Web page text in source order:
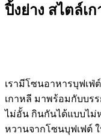
ปิ้งย่าง สไตล์เ
เรามีโซนอาหารบุฟเฟ่
เกาหลี มาพร้อมกับบร
ไม่อั้น กินกันได้แบบไม่
หวานจากโซนบุฟเฟต์